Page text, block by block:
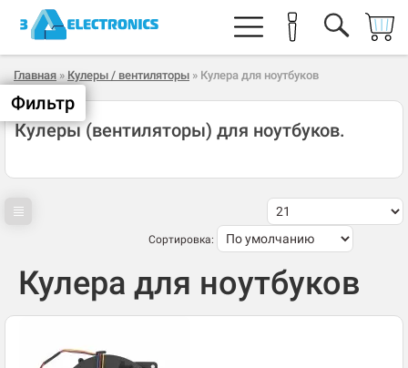
Главная » Кулеры / вентиляторы » Кулера для ноутбуков
Кулеры (вентиляторы) для ноутбуков.
Сортировка:
Кулера для ноутбуков
Фильтр